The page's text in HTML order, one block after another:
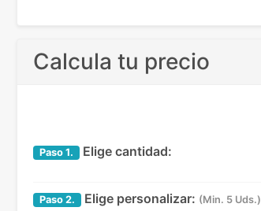
Calcula tu precio
Paso 1. Elige cantidad:
Paso 2. Elige personalizar: (Min. 5 Uds.)